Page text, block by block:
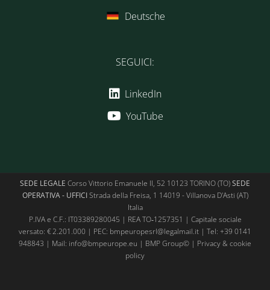
Deutsche
SEGUICI:
LinkedIn
YouTube
SEDE LEGALE Corso Vittorio Emanuele II, 52 10123 TORINO (TO)SEDE
OPERATIVA - UFFICIStrada della Freisa, 1 14019 - Villanova D'Asti (AT)
Italia
P.IVA e C.F.: IT03389280045 | REA TO‑1257351 | Capitale sociale
versato: € 2.201.000 | PEC: bmpeuropesrl@legalmail.it | Tel: +39 0141
948843 | Mail: info@bmpeurope.eu | BMP Group© | Privacy & cookie
policy